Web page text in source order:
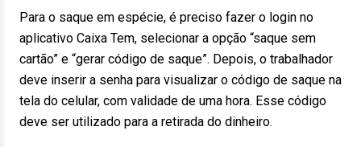
Para o saque em espécie, é preciso fazer o login no
aplicativo Caixa Tem, selecionar a opção “saque sem
cartão” e “gerar código de saque”. Depois, o trabalhador
deve inserir a senha para visualizar o código de saque na
tela do celular, com validade de uma hora. Esse código
deve ser utilizado para a retirada do dinheiro.